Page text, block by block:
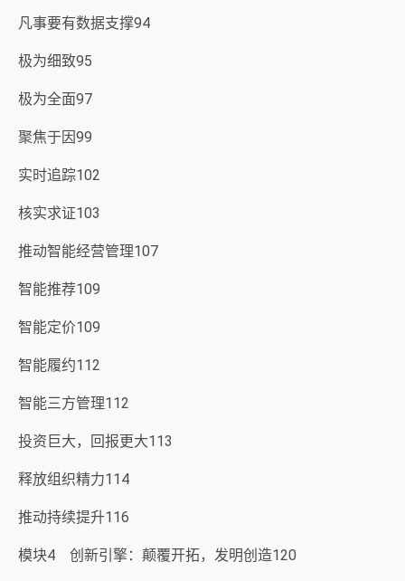
凡事要有数据支撑94
极为细致95
极为全面97
聚焦于因99
实时追踪102
核实求证103
推动智能经营管理107
智能推荐109
智能定价109
智能履约112
智能三方管理112
投资巨大，回报更大113
释放组织精力114
推动持续提升116
模块4 创新引擎：颠覆开拓，发明创造120